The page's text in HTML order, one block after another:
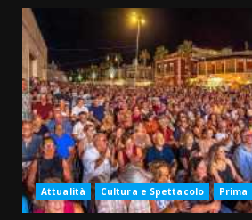
Attualità Cultura e Spettacolo Prima